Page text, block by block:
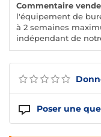
Poser une
Commentaire
l'équipement de
à 2 semaines
indépendant de